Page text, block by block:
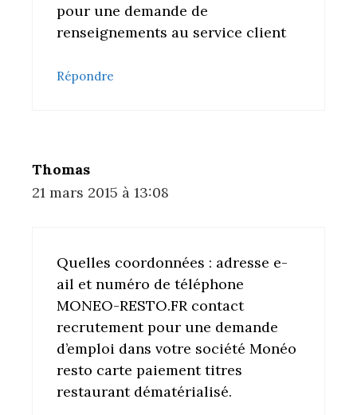
pour une demande de
renseignements au service client
Répondre
Thomas
21 mars 2015 à 13:08
Quelles coordonnées : adresse e-
ail et numéro de téléphone
MONEO-RESTO.FR contact
recrutement pour une demande
d’emploi dans votre société Monéo
resto carte paiement titres
restaurant dématérialisé.